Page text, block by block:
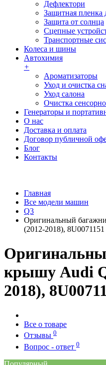
Дефлектори
Защитная пленка
Защита от солнца
Сцепные
Транспортные
Колеса и шины
Автохимия
+
Ароматизаторы
Уход и очистка
Уход салона
Очистка
Генераторы и
О нас
Доставка и оплата
Договор публичной
Блог
Контакты
Главная
Все модели машин
Q3
Оригинальный
(2012-2018), 8U0071151
крышу Audi
2018),
Все о товаре
Отзывы 0
Вопрос - ответ 0